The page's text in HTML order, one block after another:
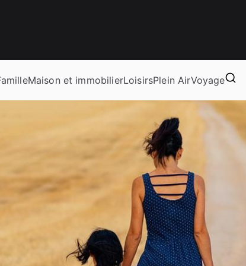
Maison et immobilierLoisirsPlein AirVoyage